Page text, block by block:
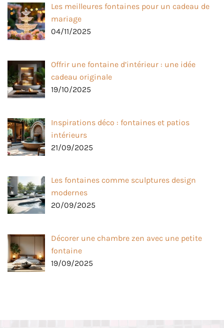
Les meilleures fontaines pour un cadeau de
mariage
04/11/2025
Offrir une fontaine d’intérieur : une idée
cadeau originale
19/10/2025
Inspirations déco : fontaines et patios
intérieurs
21/09/2025
Les fontaines comme sculptures design
modernes
20/09/2025
Décorer une chambre zen avec une petite
fontaine
19/09/2025